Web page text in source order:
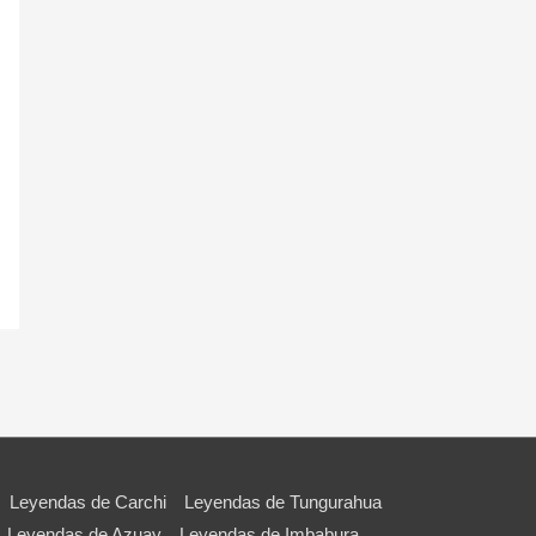
Leyendas de Carchi
Leyendas de Tungurahua